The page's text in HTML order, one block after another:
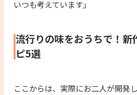
いつも考えています」
流行りの味をおうちで！新
ピ5選
ここからは、実際にお二人が開発